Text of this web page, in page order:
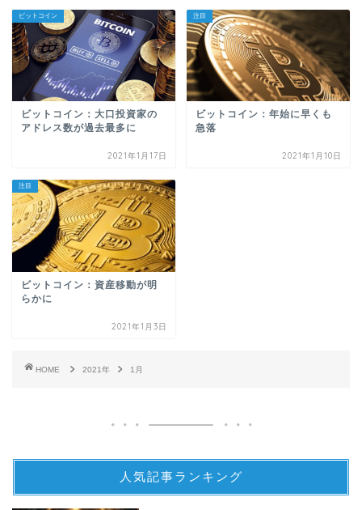
ビットコイン
ビットコイン：大口投資家の
アドレス数が過去最多に
2021年1月17日
注目
ビットコイン：年始に早くも
急落
2021年1月10日
注目
ビットコイン：資産移動が明
らかに
2021年1月3日
HOME 2021年 1月
人気記事ランキング